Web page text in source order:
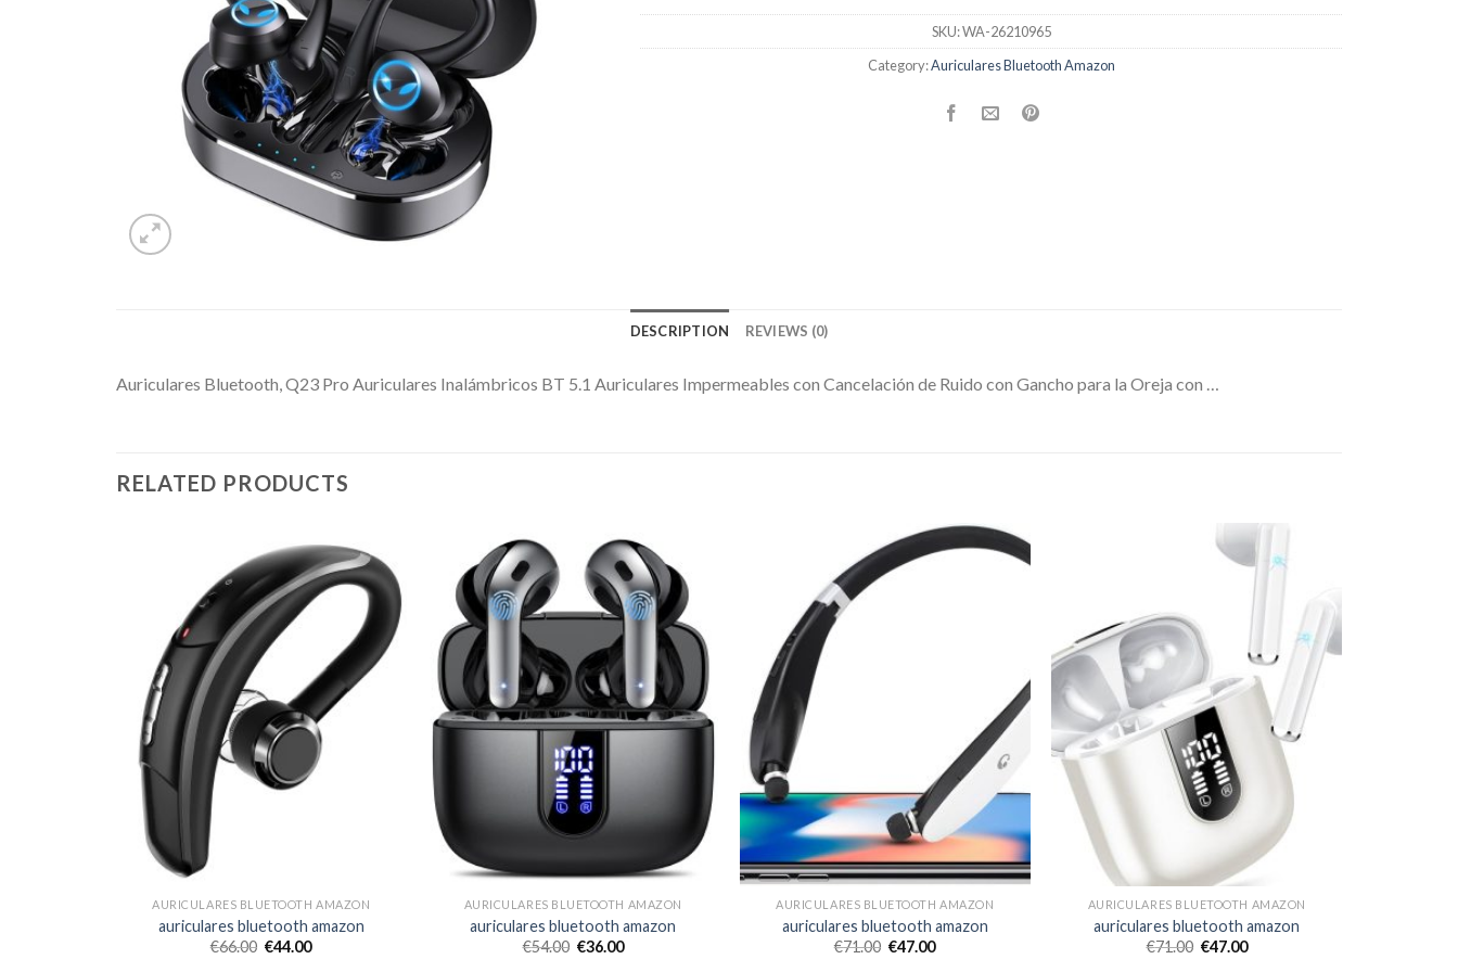
SKU:WA-26210965
Category:Auriculares Bluetooth Amazon
DESCRIPTION REVIEWS (0)
Auriculares Bluetooth, Q23 Pro Auriculares Inalámbricos BT 5.1 Auriculares Impermeables con Cancelación de Ruido con Gancho para la Oreja con …
RELATED PRODUCTS
AURICULARES BLUETOOTH AMAZON
auriculares bluetooth amazon
€66.00 €44.00
AURICULARES BLUETOOTH AMAZON
auriculares bluetooth amazon
€54.00 €36.00
AURICULARES BLUETOOTH AMAZON
auriculares bluetooth amazon
€71.00 €47.00
AURICULARES BLUETOOTH AMAZON
auriculares bluetooth amazon
€71.00 €47.00